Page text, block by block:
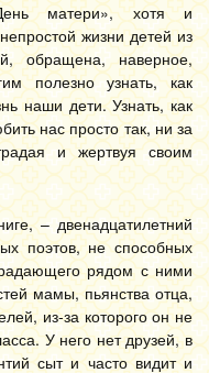
матери», хотя и
жизни детей из
обращена, наверное,
полезно узнать, как
наши дети. Узнать, как
нас просто так, ни за
и жертвуя своим
– двенадцатилетний
поэтов, не способных
рядом с ними
мамы, пьянства отца,
из-за которого он не
У него нет друзей, в
сыт и часто видит и